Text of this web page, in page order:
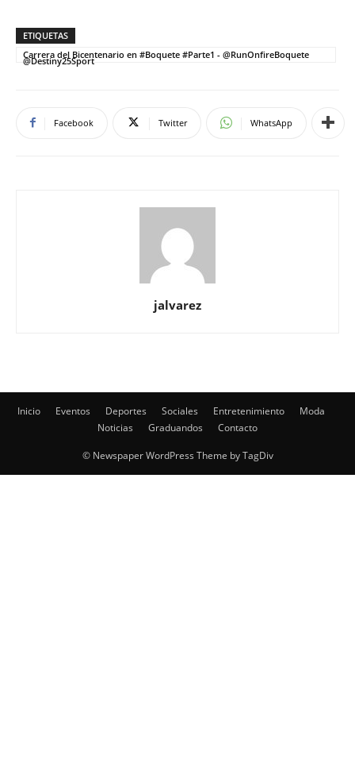
ETIQUETAS
Carrera del Bicentenario en #Boquete #Parte1 - @RunOnfireBoquete
@Destiny25Sport
Facebook Twitter WhatsApp
jalvarez
Inicio Eventos Deportes Sociales Entretenimiento
Moda
Noticias
Graduandos Contacto
© Newspaper WordPress Theme by TagDiv